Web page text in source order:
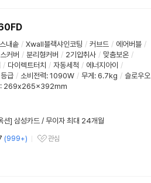
내솥 / Xwall블랙샤인코팅 / 커브드 / 에어버블 /
커버 / 분리형커버 / 2기압취사 / 맞춤보온 /
/ 다이렉트터치 / 자동세척 / 에너지아이 /
급 / 소비전력: 1090W / 무게 : 6.7kg / 슬로우오
): 269x265x392mm
] 삼성카드 / 무이자 최대 24개월
(999+)
관심상품
관심